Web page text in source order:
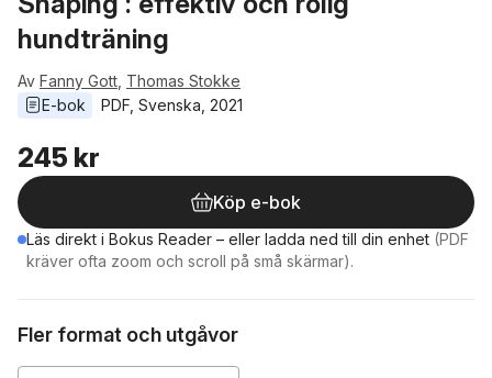
hundträning
Av Fanny Gott Thomas Stokke
E-bok
PDF Svenska 2021
245 kr
Köp e-bok
Läs direkt i Bokus Reader – eller ladda ned till din enhet (PDF
kräver ofta zoom och scroll på små skärmar).
Fler format och utgåvor